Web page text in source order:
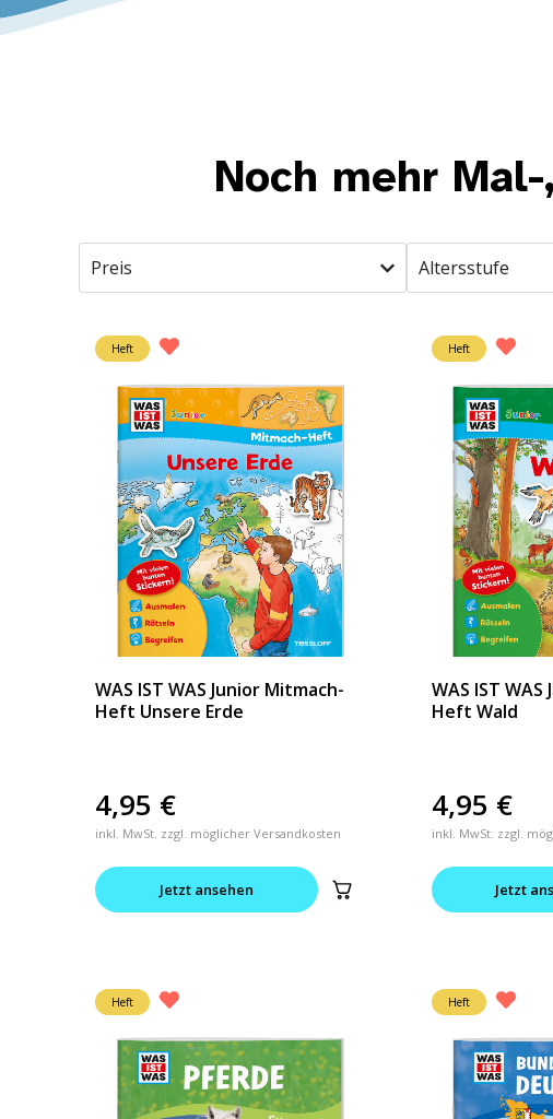
Noch mehr
Preis Altersstufe
Heft
WAS IST WAS Junior Mitmach-
Heft Unsere Erde
4,95 €
inkl. MwSt. zzgl. möglicher Versandkosten
Jetzt ansehen
Heft
WAS IST
Heft Wald
4,95 €
inkl. MwSt. zzgl.
Jetzt
Heft Heft